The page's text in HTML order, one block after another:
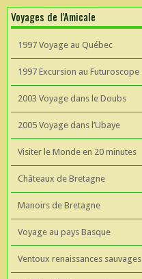
Voyages de l'Amicale
1997 Voyage au Québec
1997 Excursion au Futuroscope
2003 Voyage dans le Doubs
2005 Voyage dans l’Ubaye
Visiter le Monde en 20 minutes
Châteaux de Bretagne
Manoirs de Bretagne
Voyage au pays Basque
Ventoux renaissances sauvages